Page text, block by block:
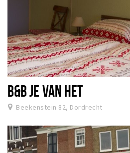
B&B JE VAN HET
Beekenstein 82, Dordrecht